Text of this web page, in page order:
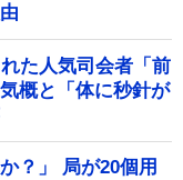
た人気司会者「前
概と「体に秒針が
？」 局が20個用